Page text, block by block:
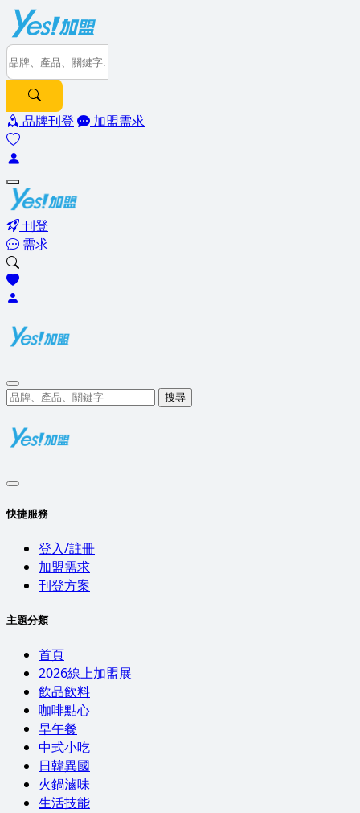
品牌刊登 加盟需求
刊登
需求
搜尋
快捷服務
登入/註冊
加盟需求
刊登方案
主題分類
首頁
2026線上加盟展
飲品飲料
咖啡點心
早午餐
中式小吃
日韓異國
火鍋滷味
生活技能